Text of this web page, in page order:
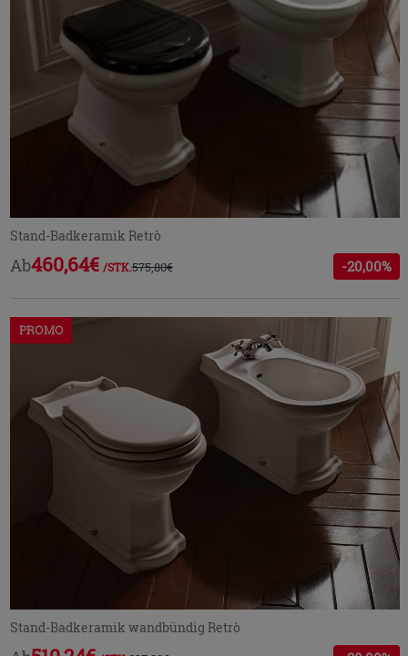
Stand-Badkeramik Retrò
Ab460,64€ /STK.575,80€ -20,00%
PROMO
Stand-Badkeramik wandbündig Retrò